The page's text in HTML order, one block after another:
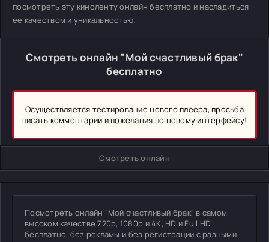
посмотреть эту киноленту онлайн бесплатно и насладиться
ее качеством и уникальностью.
Смотреть онлайн "Мой счастливый брак"
бесплатно
Осуществляется тестирование нового плеера, просьба
писать комментарии и пожелания по новому интерфейсу!
Смотреть онлайн
Посмотреть онлайн "Мой счастливый брак" в самом
высоком качестве 720p, 1080p и 4K, HD и Full HD
бесплатно, без рекламы и без регистрации с разными